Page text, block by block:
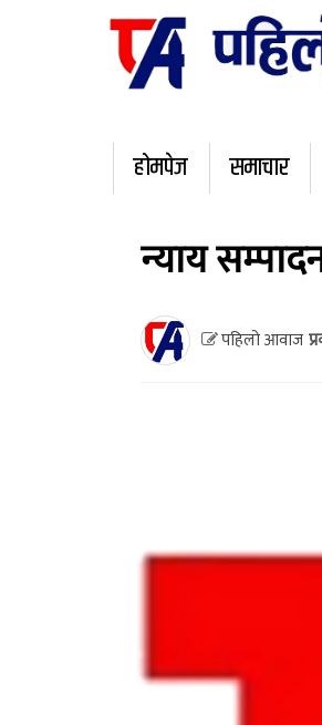
होमपेज समाचार
न्याय
पहिलो आवाज